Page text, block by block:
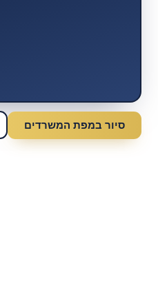
סיור במפת המשרדים